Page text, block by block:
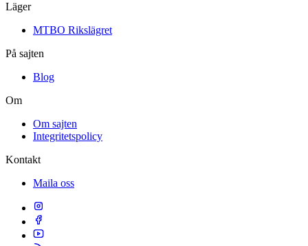
Läger
MTBO Rikslägret
På sajten
Blog
Om
Om sajten
Integritetspolicy
Kontakt
Maila oss